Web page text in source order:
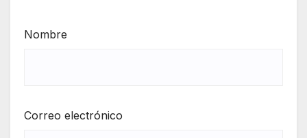
Nombre
Correo electrónico